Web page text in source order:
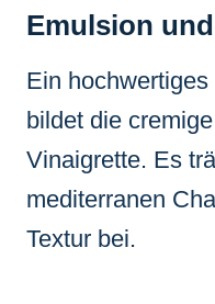
Emulsion
Ein
bildet die
Vinaigrette. Es
mediterranen
Textur bei.